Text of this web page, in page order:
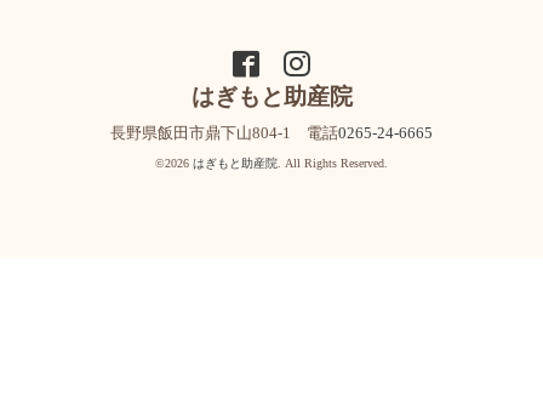
はぎもと助産院
長野県飯田市鼎下山804-1 電話0265-24-6665
©2026 はぎもと助産院 . All Rights Reserved.